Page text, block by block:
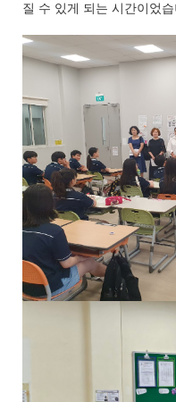
질 수 있게 되는 시간이었습